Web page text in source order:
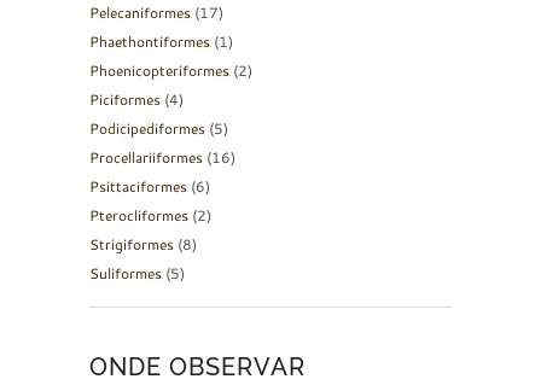
Pelecaniformes (17)
Phaethontiformes (1)
Phoenicopteriformes (2)
Piciformes (4)
Podicipediformes (5)
Procellariiformes (16)
Psittaciformes (6)
Pterocliformes (2)
Strigiformes (8)
Suliformes (5)
ONDE OBSERVAR